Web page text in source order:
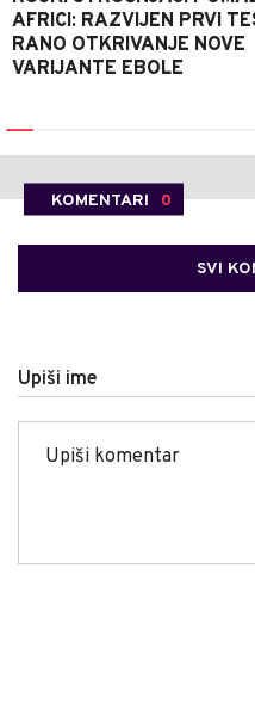
AFRICI: RAZVIJEN PRVI
RANO OTKRIVANJE NOVE
VARIJANTE EBOLE
KOMENTARI 0
SVI
Upiši ime